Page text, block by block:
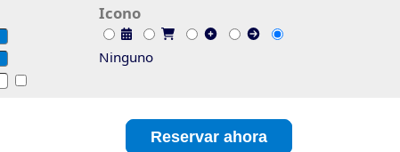
Icono
Ninguno
Reservar ahora